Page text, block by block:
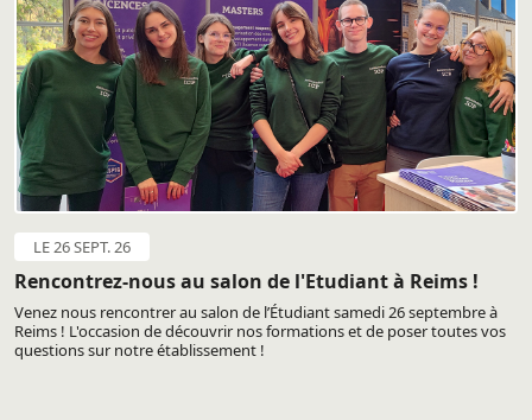
LE 26 SEPT. 26
Rencontrez-nous au salon de l'Etudiant à Reims !
Venez nous rencontrer au salon de l’Étudiant samedi 26 septembre à
Reims ! L'occasion de découvrir nos formations et de poser toutes vos
questions sur notre établissement !